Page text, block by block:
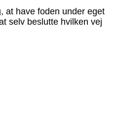
at have foden under eget
selv beslutte hvilken vej